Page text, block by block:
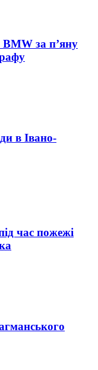
BMW за п’яну
в Івано-
час пожежі